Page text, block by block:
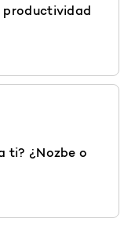
productividad
ti? ¿Nozbe o